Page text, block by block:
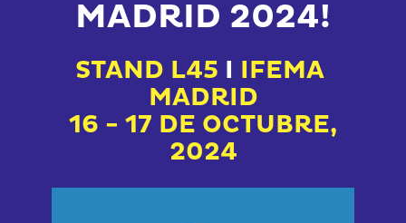
MADRID 2024!
STAND L45 I IFEMA
MADRID
2024